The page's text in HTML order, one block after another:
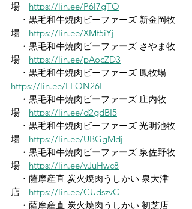
場 https://lin.ee/P6l7gTO
・黒毛和牛焼肉ビーファーズ 新金岡牧
場 https://lin.ee/XMf5iYj
・黒毛和牛焼肉ビーファーズ さやま牧
場 https://lin.ee/pAocZD3
・黒毛和牛焼肉ビーファーズ 鳳牧場
https://lin.ee/FLON26I
・黒毛和牛焼肉ビーファーズ 庄内牧
場 https://lin.ee/d2gdBI5
・黒毛和牛焼肉ビーファーズ 光明池牧
場 https://lin.ee/UBGgMdj
・黒毛和牛焼肉ビーファーズ 泉佐野牧
場 https://lin.ee/vJuHwc8
・薩摩産直 炭火焼肉うしかい 泉大津
店 https://lin.ee/CUdszvC
・薩摩産直 炭火焼肉うしかい 初芝店